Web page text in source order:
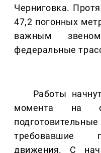
Черниговка.
47,2 погонных
важным
федеральные
Работы
момента на
требовавшие
движения. С